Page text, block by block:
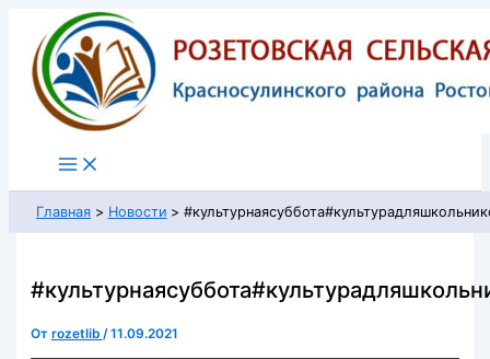
Перейти
содержимому
Главная Новости
От rozetlib /11.09.2021